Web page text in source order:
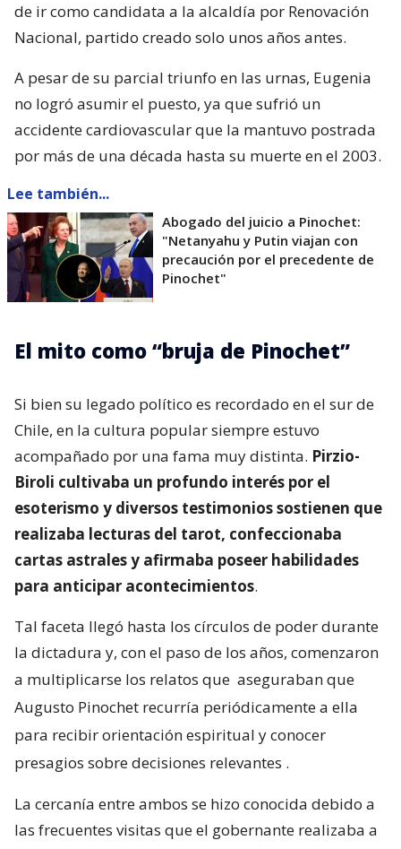
de ir como candidata a la alcaldía por Renovación
Nacional, partido creado solo unos años antes.
A pesar de su parcial triunfo en las urnas, Eugenia
no logró asumir el puesto, ya que sufrió un
accidente cardiovascular que la mantuvo postrada
por más de una década hasta su muerte en el 2003.
Lee también...
Abogado del juicio a Pinochet:
"Netanyahu y Putin viajan con
precaución por el precedente de
Pinochet"
El mito como “bruja de Pinochet”
Si bien su legado político es recordado en el sur de
Chile, en la cultura popular siempre estuvo
acompañado por una fama muy distinta. Pirzio-
Biroli cultivaba un profundo interés por el
esoterismo y diversos testimonios sostienen que
realizaba lecturas del tarot, confeccionaba
cartas astrales y afirmaba poseer habilidades
para anticipar acontecimientos.
Tal faceta llegó hasta los círculos de poder durante
la dictadura y, con el paso de los años, comenzaron
a multiplicarse los relatos que aseguraban que
Augusto Pinochet recurría periódicamente a ella
para recibir orientación espiritual y conocer
presagios sobre decisiones relevantes .
La cercanía entre ambos se hizo conocida debido a
las frecuentes visitas que el gobernante realizaba a